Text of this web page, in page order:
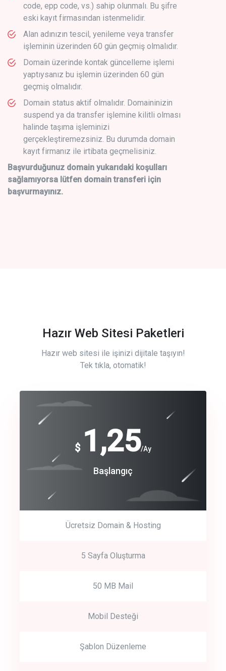
code, epp code, vs.) sahip olunmalı. Bu şifre
eski kayıt firmasından istenmelidir.
Alan adınızın tescil, yenileme veya transfer
işleminin üzerinden 60 gün geçmiş olmalıdır.
Domain üzerinde kontak güncelleme işlemi
yaptıysanız bu işlemin üzerinden 60 gün
geçmiş olmalıdır.
Domain status aktif olmalıdır. Domaininizin
suspend ya da transfer işlemine kilitli olması
halinde taşıma işleminizi
gerçekleştiremezsiniz. Bu durumda domain
kayıt firmanız ile irtibata geçmelisiniz.
Başvurduğunuz domain yukarıdaki koşulları
sağlamıyorsa lütfen domain transferi için
başvurmayınız.
Hazır Web Sitesi Paketleri
Hazır web sitesi ile işinizi dijitale taşıyın!
Tek tıkla, otomatik!
$ 1,25/Ay
Başlangıç
Ücretsiz Domain & Hosting
5 Sayfa Oluşturma
50 MB Mail
Mobil Desteği
Şablon Düzenleme
Free
Basic